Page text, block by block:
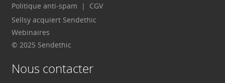
Politique anti-spam
CGV
Sellsy acquiert Sendethic
Webinaires
© 2025 Sendethic
Nous contacter